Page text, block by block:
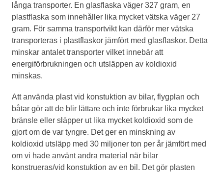
långa transporter. En glasflaska väger 327 gram, en
plastflaska som innehåller lika mycket vätska väger 27
gram. För samma transportvikt kan därför mer vätska
transporteras i plastflaskor jämfört med glasflaskor. Detta
minskar antalet transporter vilket innebär att
energiförbrukningen och utsläppen av koldioxid
minskas.
Att använda plast vid konstuktion av bilar, flygplan och
båtar gör att de blir lättare och inte förbrukar lika mycket
bränsle eller släpper ut lika mycket koldioxid som de
gjort om de var tyngre. Det ger en minskning av
koldioxid utsläpp med 30 miljoner ton per år jämfört med
om vi hade använt andra material när bilar
konstrueras/vid konstuktion av en bil. Det gör plasten